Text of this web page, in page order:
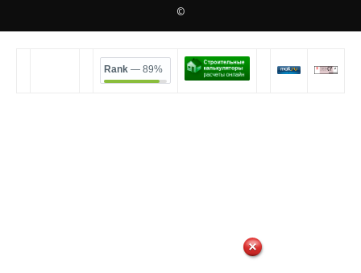
©
Rank — 89%